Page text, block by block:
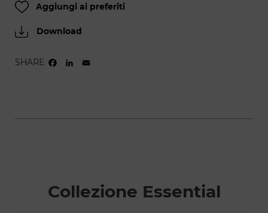
Aggiungi ai preferiti
Download
SHARE FACEBOOK
LINKEDIN
Collezione Essential